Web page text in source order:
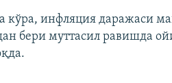
кўра, инфляция даражаси
бери муттасил равишда